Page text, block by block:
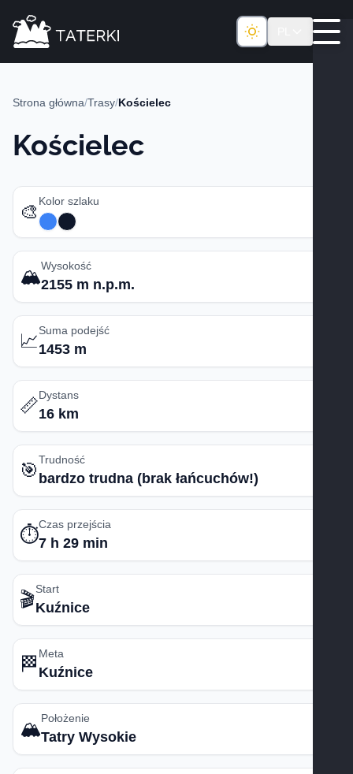
Strona główna/Trasy/Kościelec
Kościelec
🎨 Kolor szlaku
🏔️Wysokość
2155 m n.p.m.
📈Suma podejść
1453 m
📏Dystans
16 km
🎯Trudność
bardzo trudna (brak łańcuchów!)
⏱️Czas przejścia
7 h 29 min
🎬Start
Kuźnice
🏁 Meta
Kuźnice
🏔️Położenie
Tatry Wysokie